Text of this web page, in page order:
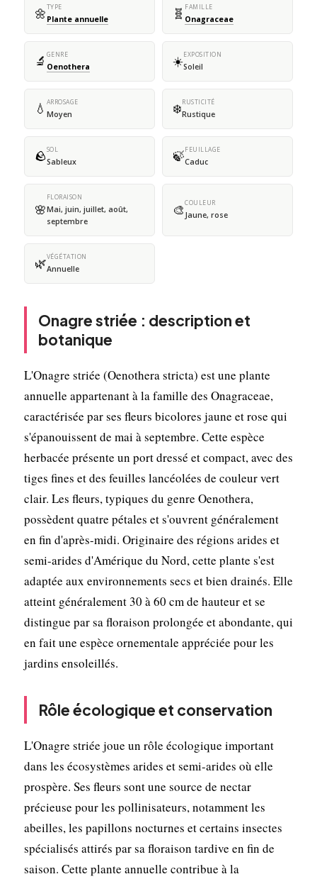
🌼TYPE
Plante annuelle 🧬 FAMILLE
Onagraceae
🔬 GENRE
Oenothera ☀️EXPOSITION
Soleil
💧 ARROSAGE
Moyen ❄️RUSTICITÉ
Rustique
🪨SOL
Sableux 🍃FEUILLAGE
Caduc
🌸
FLORAISON
Mai, juin, juillet, août,
septembre
🎨COULEUR
Jaune, rose
🌿VÉGÉTATION
Annuelle
Onagre striée : description et
botanique
L'Onagre striée (Oenothera stricta) est une plante
annuelle appartenant à la famille des Onagraceae,
caractérisée par ses fleurs bicolores jaune et rose qui
s'épanouissent de mai à septembre. Cette espèce
herbacée présente un port dressé et compact, avec des
tiges fines et des feuilles lancéolées de couleur vert
clair. Les fleurs, typiques du genre Oenothera,
possèdent quatre pétales et s'ouvrent généralement
en fin d'après-midi. Originaire des régions arides et
semi-arides d'Amérique du Nord, cette plante s'est
adaptée aux environnements secs et bien drainés. Elle
atteint généralement 30 à 60 cm de hauteur et se
distingue par sa floraison prolongée et abondante, qui
en fait une espèce ornementale appréciée pour les
jardins ensoleillés.
Rôle écologique et conservation
L'Onagre striée joue un rôle écologique important
dans les écosystèmes arides et semi-arides où elle
prospère. Ses fleurs sont une source de nectar
précieuse pour les pollinisateurs, notamment les
abeilles, les papillons nocturnes et certains insectes
spécialisés attirés par sa floraison tardive en fin de
saison. Cette plante annuelle contribue à la